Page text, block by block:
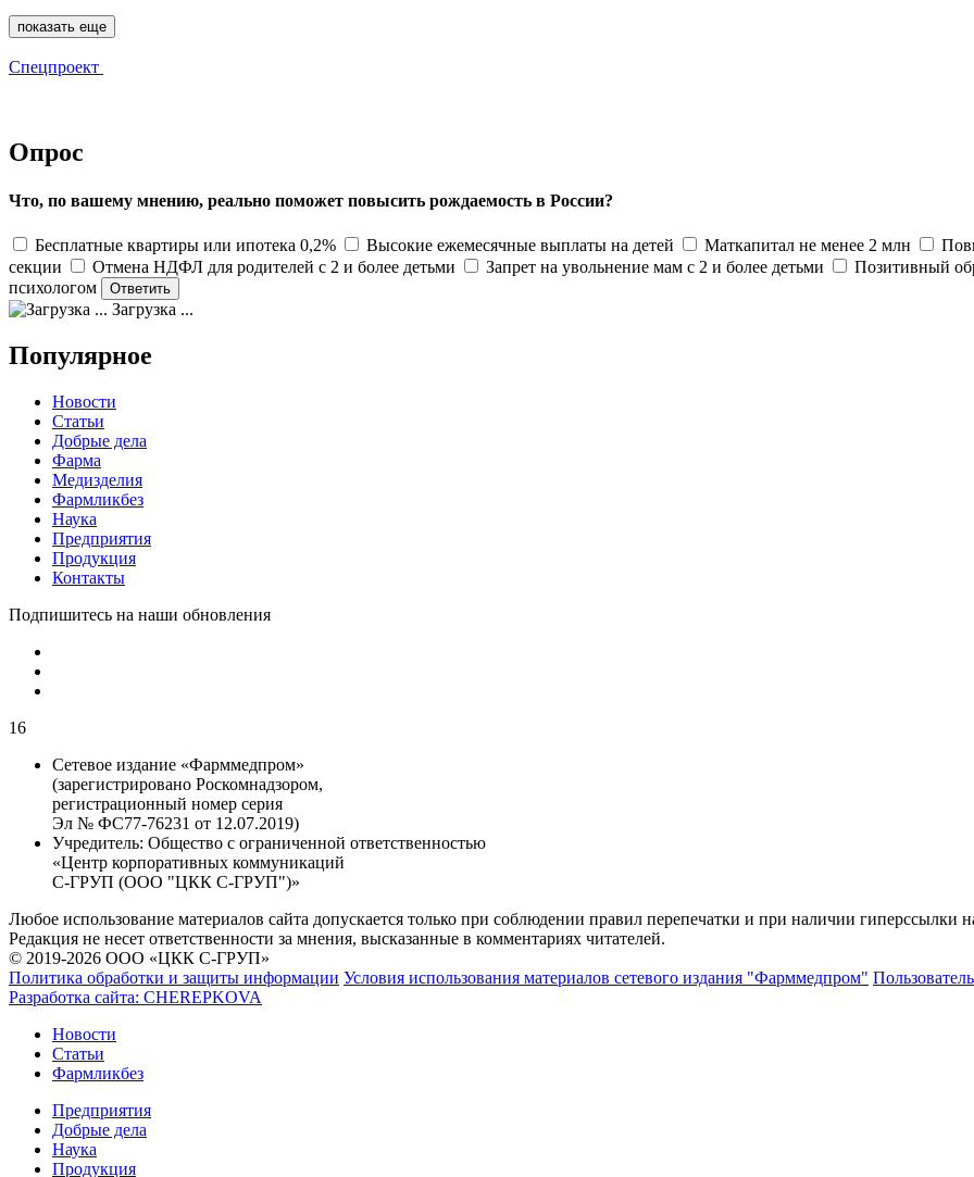
показать еще
Спецпроект
Опрос
Что, по вашему мнению, реально поможет повысить рождаемость в России?
Бесплатные квартиры или ипотека 0,2% Высокие ежемесячные выплаты на детей Маткапитал не менее 2 млн
секции
Отмена НДФЛ для родителей с 2 и более детьми Запрет на увольнение мам с 2 и более детьми Позитивный
психологом
Загрузка ...
Популярное
Новости
Статьи
Добрые дела
Фарма
Медизделия
Фармликбез
Наука
Предприятия
Продукция
Контакты
Подпишитесь на наши обновления
16
Сетевое издание «Фарммедпром»
(зарегистрировано Роскомнадзором,
регистрационный номер серия
Эл № ФС77-76231 от 12.07.2019)
Учредитель: Общество с ограниченной ответственностью
«Центр корпоративных коммуникаций
С-ГРУП (ООО "ЦКК С-ГРУП")»
Любое использование материалов сайта допускается только при соблюдении правил перепечатки и при наличии гиперссылки
Редакция не несет ответственности за мнения, высказанные в комментариях читателей.
© 2019-2026 ООО «ЦКК С-ГРУП»
Политика обработки и защиты информации Условия использования материалов сетевого издания "Фарммедпром"
Разработка сайта: CHEREPKOVA
Новости
Статьи
Фармликбез
Предприятия
Добрые дела
Наука
Продукция